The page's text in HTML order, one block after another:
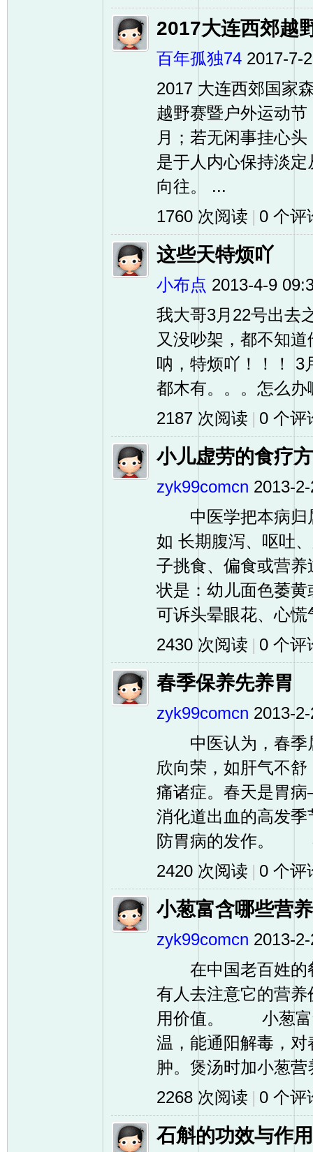
2017大连西郊越
百年孤独74 2017-7-
2017 大连西郊国家
越野赛暨户外运动
月；若无闲事挂心
是于人内心保持淡
向往。 ...
1760 次阅读 | 0个评
这些天特烦吖
小布点 2013-4-9
我大哥3月22号出去
又没吵架，都不知
呐，特烦吖！！！ 3
都木有。。。怎么
2187 次阅读 | 0个评
小儿虚劳的食疗
zyk99comcn 2013-
中医学把本病归属
如 长期腹泻、呕吐
子挑食、偏食或营
状是：幼儿面色萎
可诉头晕眼花、心
2430 次阅读 | 0个评
春季保养先养胃
zyk99comcn 2013-
中医认为，春季属
欣向荣，如肝气不舒
痛诸症。春天是胃
消化道出血的高发
防胃病的发作。
2420 次阅读 | 0个评
小葱富含哪些营
zyk99comcn 2013-
在中国老百姓的
有人去注意它的营
用价值。 小葱富
温，能通阳解毒，
肿。煲汤时加小葱
2268 次阅读 | 0个评
石斛的功效与作用